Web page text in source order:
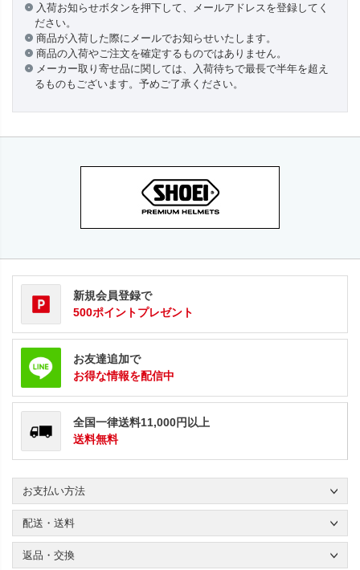
入荷お知らせボタンを押下して、メールアドレスを登録してく
ださい。
商品が入荷した際にメールでお知らせいたします。
商品の入荷やご注文を確定するものではありません。
メーカー取り寄せ品に関しては、入荷待ちで最長で半年を超え
るものもございます。予めご了承ください。
新規会員登録で
500ポイントプレゼント
お友達追加で
お得な情報を配信中
全国一律送料11,000円以上
送料無料
お支払い方法
配送・送料
返品・交換